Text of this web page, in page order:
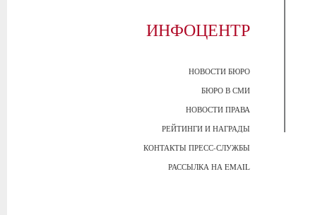
ИНФОЦЕНТР
НОВОСТИ БЮРО
БЮРО В СМИ
НОВОСТИ ПРАВА
РЕЙТИНГИ И НАГРАДЫ
КОНТАКТЫ ПРЕСС-СЛУЖБЫ
РАССЫЛКА НА EMAIL